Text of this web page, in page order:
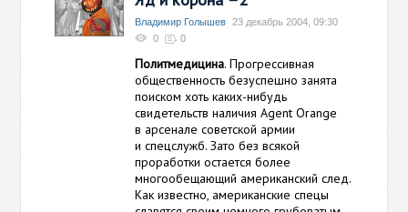
Владимир Голышев
23 декабрь 2004, 09:30
0
0
Политмедицина. Прогрессивная
общественность безуспешно занята
поиском хоть каких-нибудь
свидетельств наличия Agent Orange
в арсенале советской армии
и спецслужб. Зато без всякой
проработки остается более
многообещающий американский след.
Как известно, американские спецы